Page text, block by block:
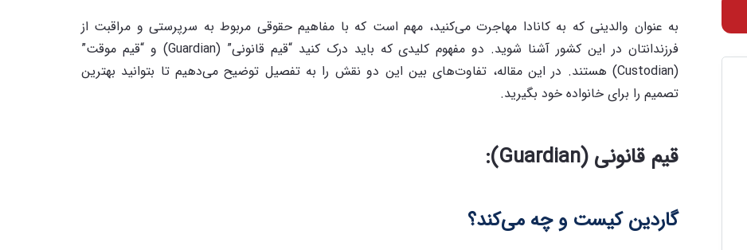
به عنوان والدینی که به کانادا مهاجرت می‌کنید، مهم است که با مفاهیم حقوقی مربوط به سرپرستی و مراقبت از
فرزندانتان در این کشور آشنا شوید. دو مفهوم کلیدی که باید درک کنید “قیم قانونی” (Guardian) و “قیم موقت”
(Custodian) هستند. در این مقاله، تفاوت‌های بین این دو نقش را به تفصیل توضیح می‌دهیم تا بتوانید بهترین
تصمیم را برای خانواده خود بگیرید.
قیم قانونی (Guardian):
گاردین کیست و چه می‌کند؟